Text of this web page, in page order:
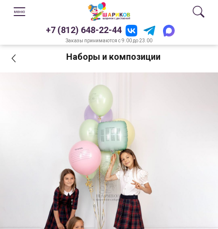
+7 (812) 648-22-44
Заказы принимаются с 9.00 до 23.00
Наборы и композиции